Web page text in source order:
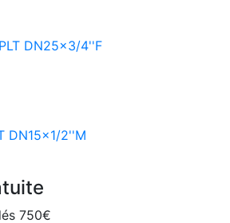
DN25x3/4''F
DN15x1/2''M
750€